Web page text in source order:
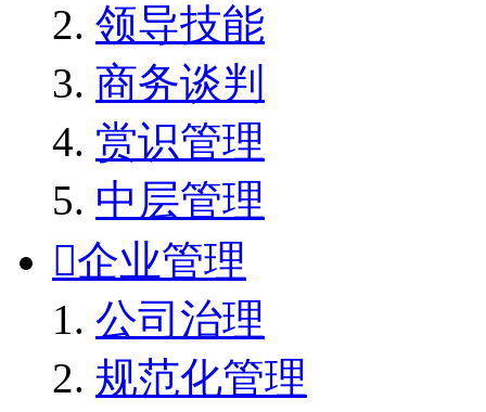
领导技能
商务谈判
赏识管理
中层管理
企业管理
公司治理
规范化管理